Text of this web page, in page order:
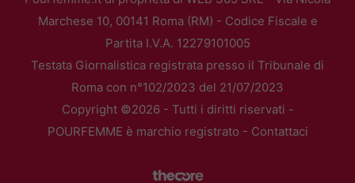
Marchese 10, 00141 Roma (RM) - Codice Fiscale e
Partita I.V.A. 12279101005
Testata Giornalistica registrata presso il Tribunale di
Roma con n°102/2023 del 21/07/2023
Copyright ©2026 - Tutti i diritti riservati -
POURFEMME è marchio registrato - Contattaci